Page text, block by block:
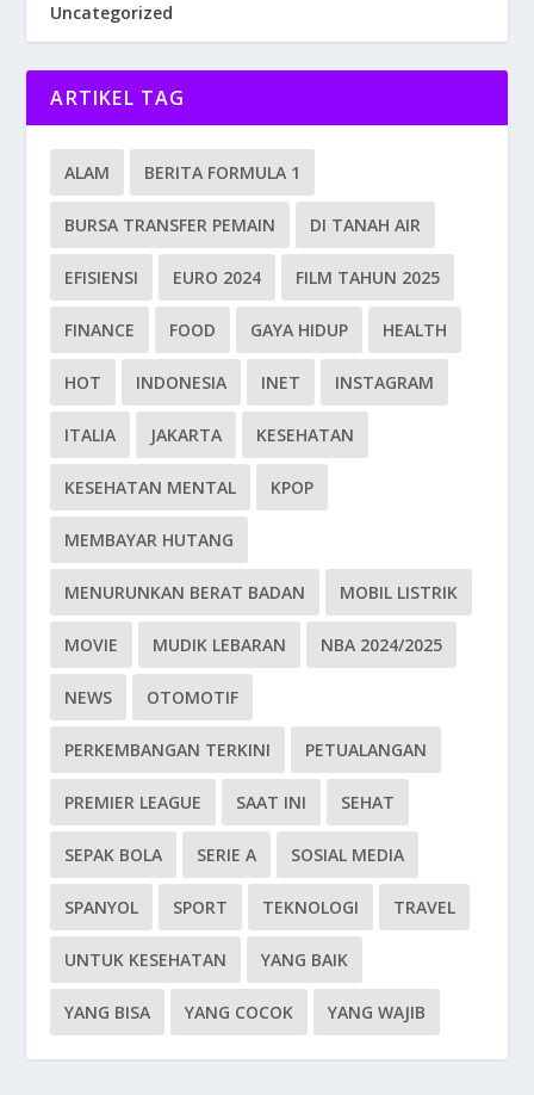
Uncategorized
ARTIKEL TAG
ALAM BERITA FORMULA 1
BURSA TRANSFER PEMAIN DI TANAH AIR
EFISIENSI EURO 2024 FILM TAHUN 2025
FINANCE FOOD GAYA HIDUP HEALTH
HOT INDONESIA INET INSTAGRAM
ITALIA JAKARTA KESEHATAN
KESEHATAN MENTAL KPOP
MEMBAYAR HUTANG
MENURUNKAN BERAT BADAN MOBIL LISTRIK
MOVIE MUDIK LEBARAN NBA 2024/2025
NEWS OTOMOTIF
PERKEMBANGAN TERKINI PETUALANGAN
PREMIER LEAGUE SAAT INI SEHAT
SEPAK BOLA SERIE A SOSIAL MEDIA
SPANYOL SPORT TEKNOLOGI TRAVEL
UNTUK KESEHATAN YANG BAIK
YANG BISA YANG COCOK YANG WAJIB